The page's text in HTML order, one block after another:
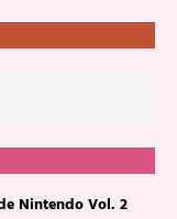
Nintendo Vol. 2